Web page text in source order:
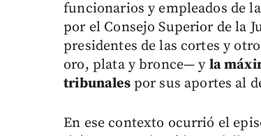
funcionarios y empleados de
por el Consejo Superior de la
presidentes de las cortes y
oro, plata y bronce— y la
tribunalespor sus aportes al
En ese contexto ocurrió el